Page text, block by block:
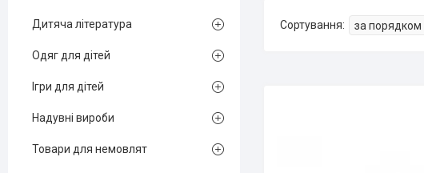
Дитяча література
Одяг для дітей
Ігри для дітей
Надувні вироби
Товари для немовлят